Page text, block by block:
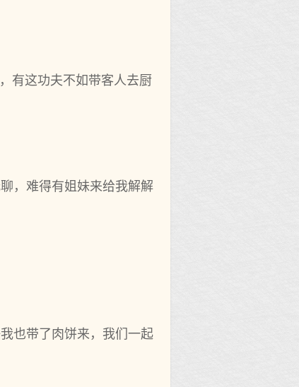
有这功夫不如带客人去厨
，难得有姐妹来给我解解
也带了肉饼来，我们一起